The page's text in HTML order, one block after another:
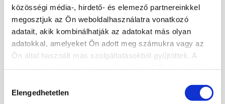
közösségi média-, hirdető- és elemező partnereinkkel
megosztjuk az Ön weboldalhasználatra vonatkozó
adatait, akik kombinálhatják az adatokat más olyan
adatokkal, amelyeket Ön adott meg számukra vagy az
Ön által használt más szolgáltatásokból gyűjtöttek. A
kiválasztása
Elengedhetetlen
csontosnetimea1987@gmail.com
TOVÁBBI INFORMÁCIÓK